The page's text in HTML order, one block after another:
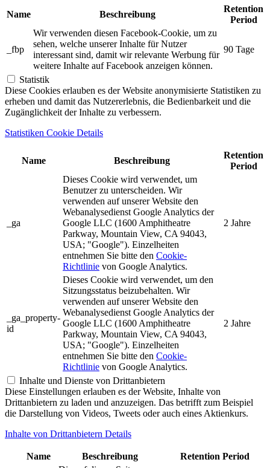
Name Beschreibung
Retention
Period
_fbp
Wir verwenden diesen Facebook-Cookie, um zu
sehen, welche unserer Inhalte für Nutzer
interessant sind, damit wir relevante Werbung für
weitere Inhalte auf Facebook anzeigen können.
90 Tage
Statistik
Diese Cookies erlauben es der Website anonymisierte Statistiken zu
erheben und damit das Nutzererlebnis, die Bedienbarkeit und die
Zugänglichkeit der Inhalte zu verbessern.
Statistiken Cookie Details
Name Beschreibung
Retention
Period
_ga
Dieses Cookie wird verwendet, um
Benutzer zu unterscheiden. Wir
verwenden auf unserer Website den
Webanalysedienst Google Analytics der
Google LLC (1600 Amphitheatre
Parkway, Mountain View, CA 94043,
USA; "Google"). Einzelheiten
entnehmen Sie bitte den Cookie-
Richtlinie von Google Analytics.
2 Jahre
_ga_property-
id
Dieses Cookie wird verwendet, um den
Sitzungsstatus beizubehalten. Wir
verwenden auf unserer Website den
Webanalysedienst Google Analytics der
Google LLC (1600 Amphitheatre
Parkway, Mountain View, CA 94043,
USA; "Google"). Einzelheiten
entnehmen Sie bitte den Cookie-
Richtlinie von Google Analytics.
2 Jahre
Inhalte und Dienste von Drittanbietern
Diese Einstellungen erlauben es der Website, Inhalte von
Drittanbietern zu laden und anzuzeigen. Das betrifft zum Beispiel
die Darstellung von Videos, Tweets oder auch eines Aktienkurs.
Inhalte von Drittanbietern Details
Name Beschreibung
Retention Period